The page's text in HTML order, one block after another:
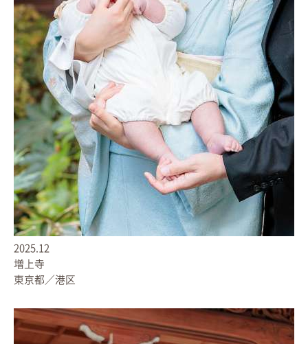
2025.12
増上寺
東京都／港区